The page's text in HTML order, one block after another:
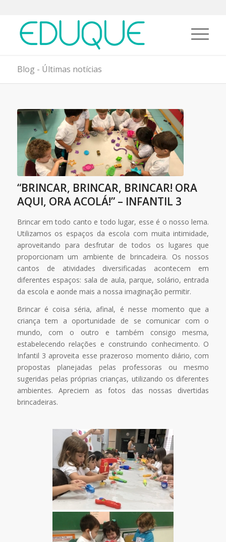
Blog - Últimas notícias
“BRINCAR, BRINCAR, BRINCAR! ORA
AQUI, ORA ACOLÁ!” – INFANTIL 3
Brincar em todo canto e todo lugar, esse é o nosso lema.
Utilizamos os espaços da escola com muita intimidade,
aproveitando para desfrutar de todos os lugares que
proporcionam um ambiente de brincadeira. Os nossos
cantos de atividades diversificadas acontecem em
diferentes espaços: sala de aula, parque, solário, entrada
da escola e aonde mais a nossa imaginação permitir.
Brincar é coisa séria, afinal, é nesse momento que a
criança tem a oportunidade de se comunicar com o
mundo, com o outro e também consigo mesma,
estabelecendo relações e construindo conhecimento. O
Infantil 3 aproveita esse prazeroso momento diário, com
propostas planejadas pelas professoras ou mesmo
sugeridas pelas próprias crianças, utilizando os diferentes
ambientes. Apreciem as fotos das nossas divertidas
brincadeiras.